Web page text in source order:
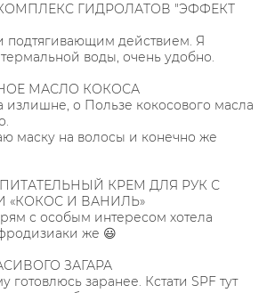
ГИДРОЛАТОВ "ЭФФЕКТ
действием. Я
воды, очень удобно.
МАСЛО КОКОСА
излишне, о Пользе кокосового масла
маску на волосы и конечно же
КРЕМ ДЛЯ РУК С
И ВАНИЛЬ»
с особым интересом хотела
же 😃
ЗАГАРА
готовлюсь заранее. Кстати SPF тут